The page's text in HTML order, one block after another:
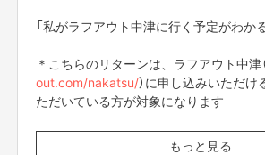
【返品送料】
不良品、発送商品間違いの場合、着払いにて対応い
「私がラフアウト中津に行く予定がわかる
＊こちらのリターンは、ラフアウト中津
out.com/nakatsu/）に申し込みいただ
ただいている方が対象になります
もっと見る